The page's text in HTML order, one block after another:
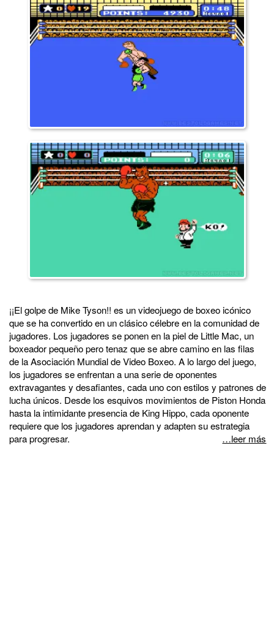
¡¡El golpe de Mike Tyson!! es un videojuego de boxeo icónico
que se ha convertido en un clásico célebre en la comunidad de
jugadores. Los jugadores se ponen en la piel de Little Mac, un
boxeador pequeño pero tenaz que se abre camino en las filas
de la Asociación Mundial de Video Boxeo. A lo largo del juego,
los jugadores se enfrentan a una serie de oponentes
extravagantes y desafiantes, cada uno con estilos y patrones de
lucha únicos. Desde los esquivos movimientos de Piston Honda
hasta la intimidante presencia de King Hippo, cada oponente
requiere que los jugadores aprendan y adapten su estrategia
para progresar.
…leer más